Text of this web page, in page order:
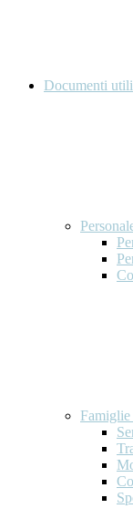
Documenti utili
Famiglie